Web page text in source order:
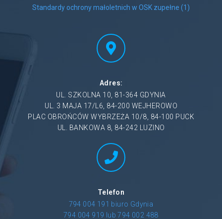
Standardy ochrony małoletnich w OSK zupełne (1)
Adres:
UL. SZKOLNA 10, 81-364 GDYNIA
UL. 3 MAJA 17/L6, 84-200 WEJHEROWO
PLAC OBROŃCÓW WYBRZEŻA 10/8, 84-100 PUCK
UL. BANKOWA 8, 84-242 LUZINO
Telefon
794 004 191 biuro Gdynia
794 004 919 lub 794 002 488